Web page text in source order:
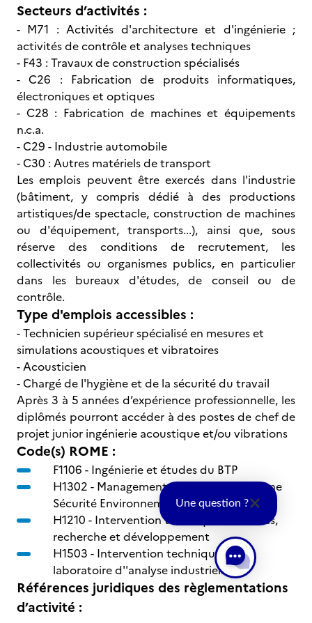
Secteurs d’activités :
- M71 : Activités d'architecture et d'ingénierie ;
activités de contrôle et analyses techniques
- F43 : Travaux de construction spécialisés
- C26 : Fabrication de produits informatiques,
électroniques et optiques
- C28 : Fabrication de machines et équipements
n.c.a.
- C29 - Industrie automobile
- C30 : Autres matériels de transport
Les emplois peuvent être exercés dans l'industrie
(bâtiment, y compris dédié à des productions
artistiques/de spectacle, construction de machines
ou d'équipement, transports...), ainsi que, sous
réserve des conditions de recrutement, les
collectivités ou organismes publics, en particulier
dans les bureaux d'études, de conseil ou de
contrôle.
Type d'emplois accessibles :
- Technicien supérieur spécialisé en mesures et
simulations acoustiques et vibratoires
- Acousticien
- Chargé de l'hygiène et de la sécurité du travail
Après 3 à 5 années d’expérience professionnelle, les
diplômés pourront accéder à des postes de chef de
projet junior ingénierie acoustique et/ou vibrations
Code(s) ROME :
F1106 - Ingénierie et études du BTP
H1302 - Management et ingénierie Hygiène
Sécurité Environnement -HSE- industriels
H1210 - Intervention technique en études,
recherche et développement
H1503 - Intervention technique en
laboratoire d''analyse industrielle
Références juridiques des règlementations
d’activité :
Une question ?